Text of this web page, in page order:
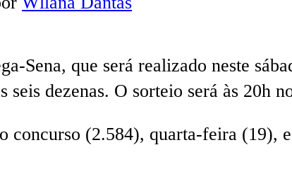
Sena, que será realizado neste
seis dezenas. O sorteio será às 20h
concurso (2.584), quarta-feira (19),